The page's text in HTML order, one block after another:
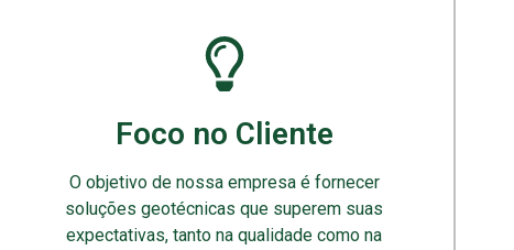
Foco no Cliente
O objetivo de nossa empresa é fornecer
soluções geotécnicas que superem suas
expectativas, tanto na qualidade como na